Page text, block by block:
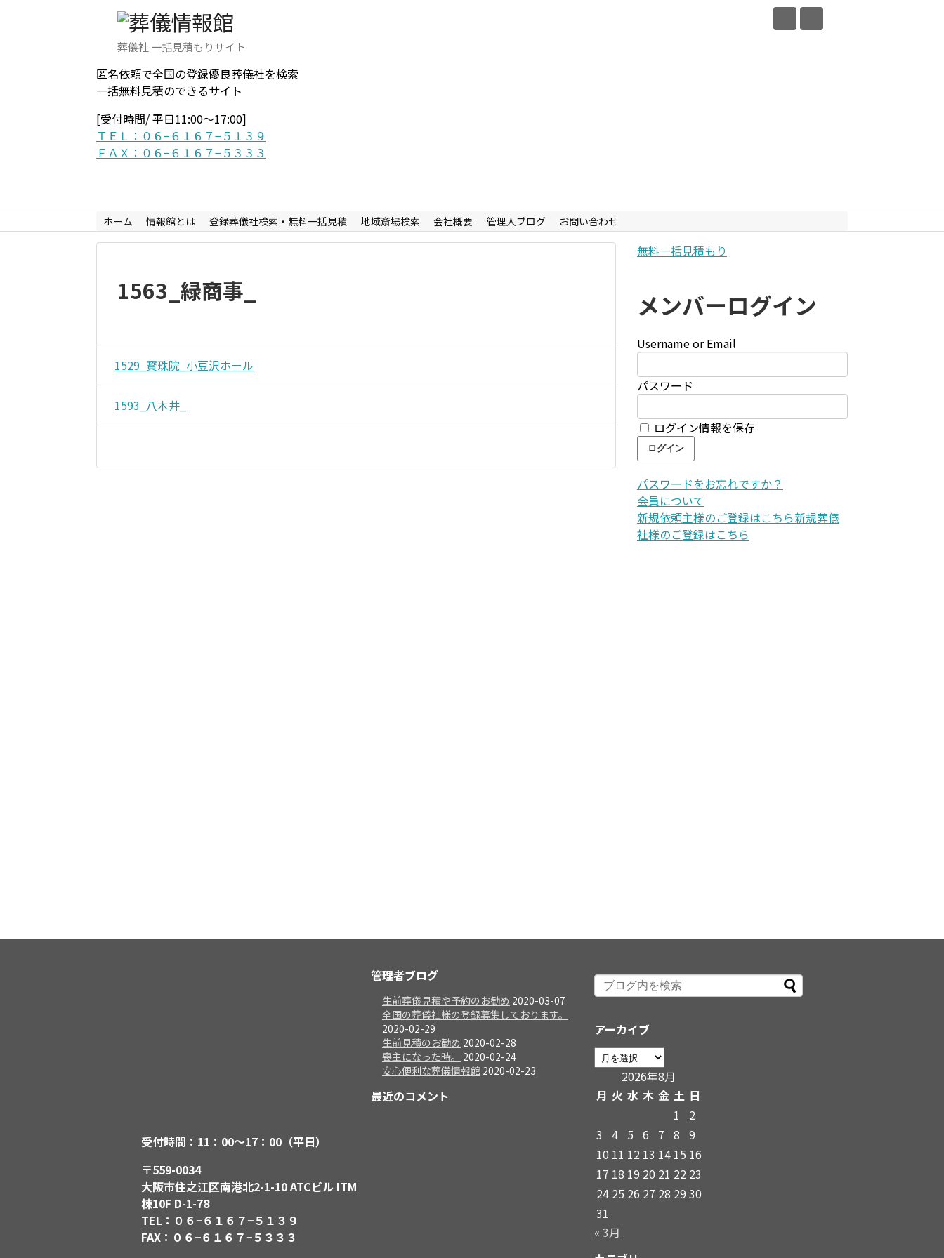
葬儀社 一括見積もりサイト
匿名依頼で全国の登録優良葬儀社を検索
一括無料見積のできるサイト
[受付時間/ 平日11:00〜17:00]
ＴＥＬ：０６−６１６７−５１３９
ＦＡＸ：０６−６１６７−５３３３
ホーム 情報館とは 登録葬儀社検索・無料一括見積 地域斎場検索 会社概要 管理人ブログ お問い合わせ
1563_緑商事_
1529_寳珠院_小豆沢ホール
1593_八木井_
無料一括見積もり
メンバーログイン
Username or Email
パスワード
ログイン情報を保存
パスワードをお忘れですか？
会員について
新規依頼主様のご登録はこちら新規葬儀
社様のご登録はこちら
受付時間：11：00〜17：00（平日）
〒559-0034
大阪市住之江区南港北2-1-10 ATCビル ITM
棟10F D-1-78
TEL：０６−６１６７−５１３９
FAX：０６−６１６７−５３３３
管理者ブログ
生前葬儀見積や予約のお勧め 2020-03-07
全国の葬儀社様の登録募集しております。
2020-02-29
生前見積のお勧め 2020-02-28
喪主になった時。
2020-02-24
安心便利な葬儀情報館 2020-02-23
最近のコメント
アーカイブ
2026年8月
月 火 水 木 金 土 日
1
2
3
4 5 6 7 8 9
10 11 12 13 14 15 16
17 18 19 20 21 22 23
24 25 26 27 28 29 30
31
« 3月